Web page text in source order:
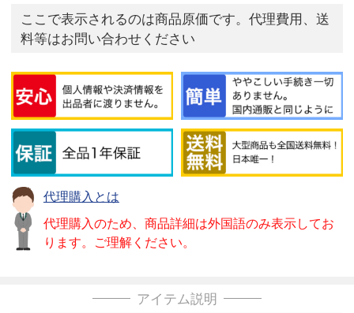
ここで表示されるのは商品原価です。代理費用、送
料等はお問い合わせください
代理購入とは
代理購入のため、商品詳細は外国語のみ表示してお
ります。ご理解ください。
アイテム説明